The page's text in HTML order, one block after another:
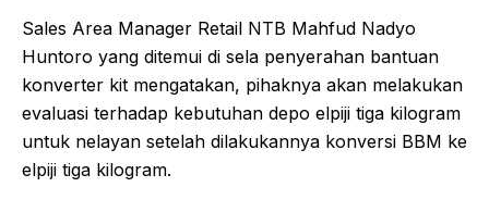
Sales Area Manager Retail NTB Mahfud Nadyo
Huntoro yang ditemui di sela penyerahan bantuan
konverter kit mengatakan, pihaknya akan melakukan
evaluasi terhadap kebutuhan depo elpiji tiga kilogram
untuk nelayan setelah dilakukannya konversi BBM ke
elpiji tiga kilogram.